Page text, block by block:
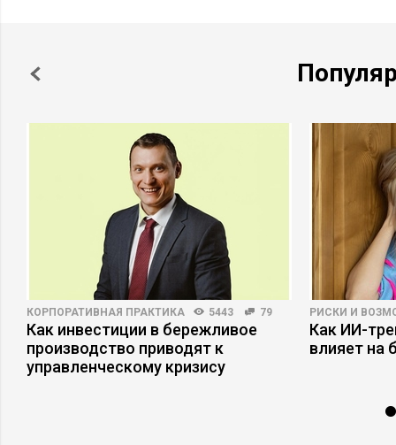
КОРПОРАТИВНАЯ ПРАКТИКА 5443 79
Как инвестиции в бережливое
производство приводят к
управленческому кризису
РИСКИ И
Как ИИ-
влияет на